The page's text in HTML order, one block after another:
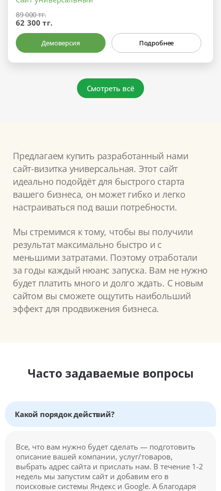
89 000 тг.
62 300 тг.
Демоверсия Подробнее
Смотреть всё
Предлагаем купить разработанный нами
сайт-визитка универсальная. Этот сайт
идеально подойдёт для быстрого старта
вашего бизнеса, он может гибко и легко
настраиваться под ваши потребности.
Мы стремимся к тому, чтобы вы получили
результат максимально быстро и с
меньшими затратами. Поэтому отработали
за годы каждый нюанс запуска. Вам не нужно
будет платить много и долго ждать. С новым
сайтом вы сможете ощутить наибольший
эффект для продвижения бизнеса.
Часто задаваемые вопросы
Какой порядок действий?
Все, что вам нужно будет сделать — подготовить
описание вашей компании, услуг/товаров,
выбрать адрес сайта и прислать нам. В течение 1-2
недель мы запустим сайт и добавим его в
поисковые системы Яндекс и Google. А благодаря